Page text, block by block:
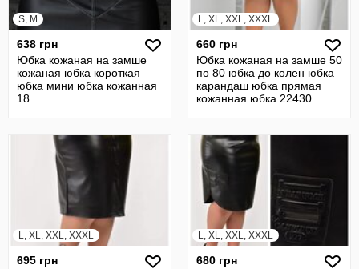
S, M
638 грн
Юбка кожаная на замше
кожаная юбка короткая
юбка мини юбка кожанная
18
L, XL, XXL, XXXL
660 грн
Юбка кожаная на замше 50
по 80 юбка до колен юбка
карандаш юбка прямая
кожанная юбка 22430
L, XL, XXL, XXXL
695 грн
L, XL, XXL, XXXL
680 грн